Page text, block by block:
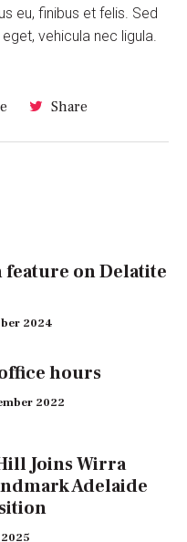
eu, finibus et felis. Sed
vehicula nec ligula.
Share
feature on Delatite
2024
hours
2022
Joins Wirra
Adelaide